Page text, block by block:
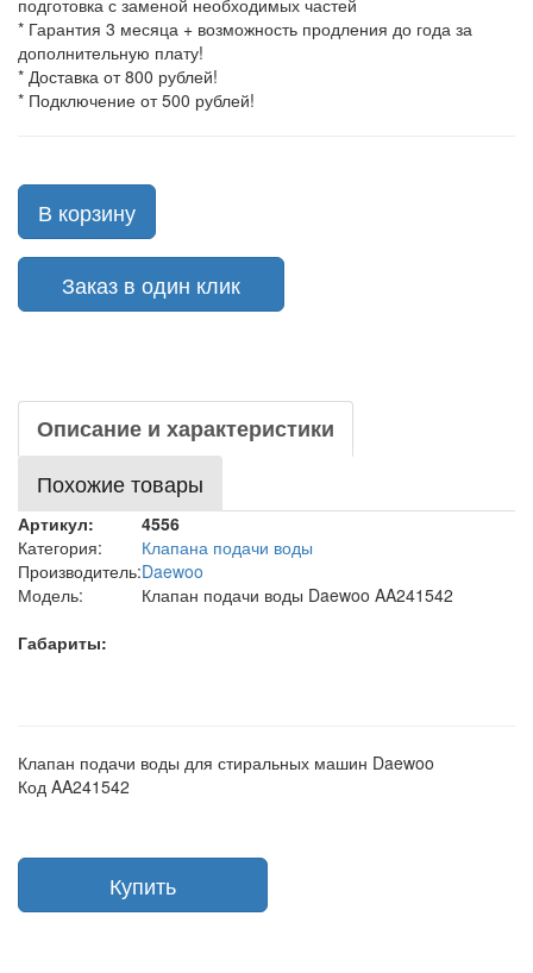
подготовка с заменой необходимых частей
* Гарантия 3 месяца + возможность продления до года за
дополнительную плату!
* Доставка от 800 рублей!
* Подключение от 500 рублей!
В корзину
Заказ в один клик
Описание и характеристики
Похожие товары
Артикул:
4556
Категория:
Клапана подачи воды
Производитель:Daewoo
Модель:
Клапан подачи воды Daewoo AA241542
Габариты:
Клапан подачи воды для стиральных машин Daewoo
Код AA241542